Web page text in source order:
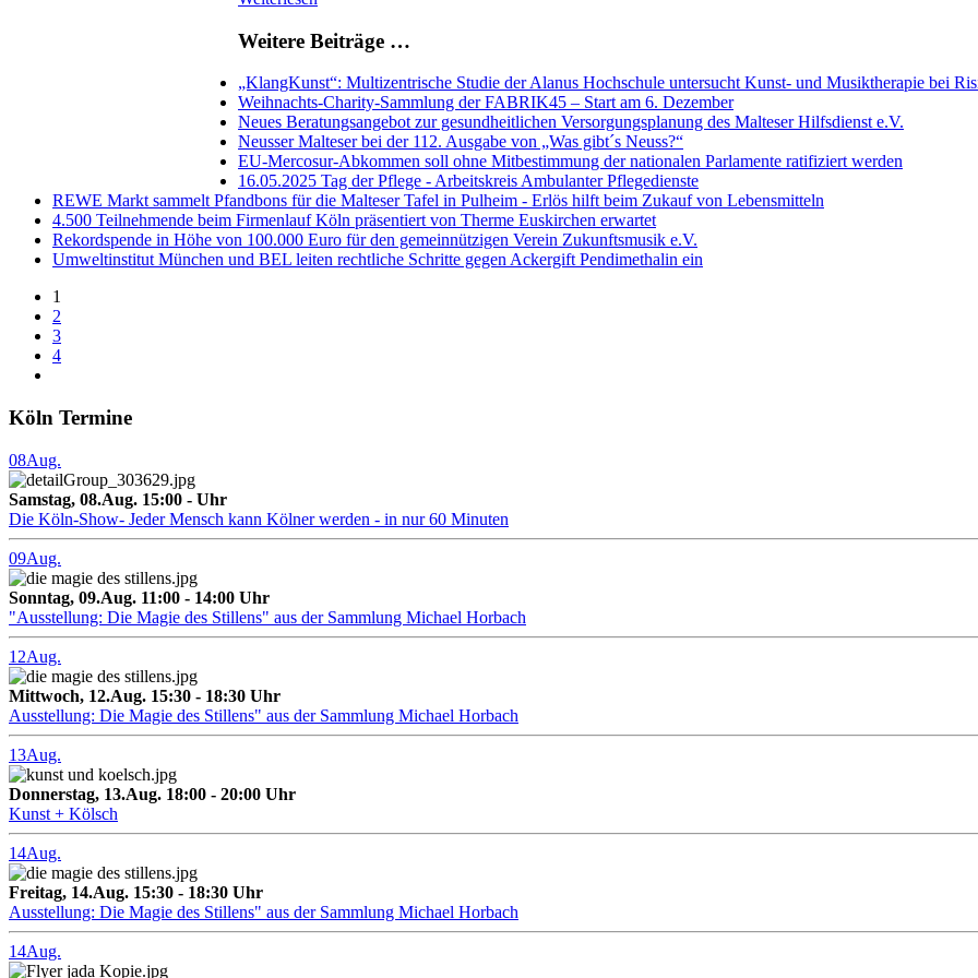
Weitere Beiträge …
„KlangKunst“: Multizentrische Studie der Alanus Hochschule untersucht Kunst- und Musiktherapie bei
Weihnachts-Charity-Sammlung der FABRIK45 – Start am 6. Dezember
Neues Beratungsangebot zur gesundheitlichen Versorgungsplanung des Malteser Hilfsdienst e.V.
Neusser Malteser bei der 112. Ausgabe von „Was gibt´s Neuss?“
EU-Mercosur-Abkommen soll ohne Mitbestimmung der nationalen Parlamente ratifiziert werden
16.05.2025 Tag der Pflege - Arbeitskreis Ambulanter Pflegedienste
REWE Markt sammelt Pfandbons für die Malteser Tafel in Pulheim - Erlös hilft beim Zukauf von Lebensmitteln
4.500 Teilnehmende beim Firmenlauf Köln präsentiert von Therme Euskirchen erwartet
Rekordspende in Höhe von 100.000 Euro für den gemeinnützigen Verein Zukunftsmusik e.V.
Umweltinstitut München und BEL leiten rechtliche Schritte gegen Ackergift Pendimethalin ein
1
2
3
4
Köln Termine
08Aug.
Samstag, 08.Aug. 15:00 - Uhr
Die Köln-Show- Jeder Mensch kann Kölner werden - in nur 60 Minuten
09Aug.
Sonntag, 09.Aug. 11:00 - 14:00 Uhr
"Ausstellung: Die Magie des Stillens" aus der Sammlung Michael Horbach
12Aug.
Mittwoch, 12.Aug. 15:30 - 18:30 Uhr
Ausstellung: Die Magie des Stillens" aus der Sammlung Michael Horbach
13Aug.
Donnerstag, 13.Aug. 18:00 - 20:00 Uhr
Kunst + Kölsch
14Aug.
Freitag, 14.Aug. 15:30 - 18:30 Uhr
Ausstellung: Die Magie des Stillens" aus der Sammlung Michael Horbach
14Aug.